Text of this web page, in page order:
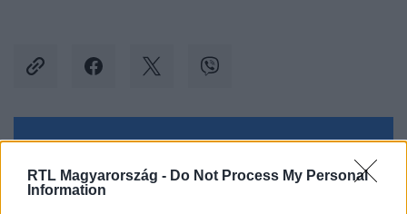
RTL Magyarország - Do Not Process My Personal
Information
Facebookon is!